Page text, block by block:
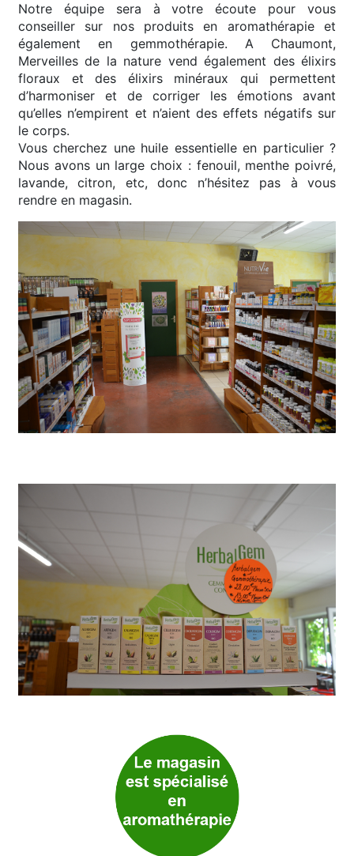
Notre équipe sera à votre écoute pour vous
conseiller sur nos produits en aromathérapie et
également en gemmothérapie. A Chaumont,
Merveilles de la nature vend également des élixirs
floraux et des élixirs minéraux qui permettent
d’harmoniser et de corriger les émotions avant
qu’elles n’empirent et n’aient des effets négatifs sur
le corps.
Vous cherchez une huile essentielle en particulier ?
Nous avons un large choix : fenouil, menthe poivré,
lavande, citron, etc, donc n’hésitez pas à vous
rendre en magasin.